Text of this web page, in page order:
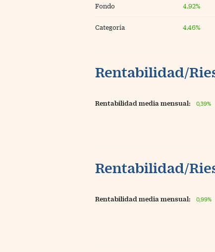
Fondo 4,92%
Categoría 4,46%
Rentabilidad/
Rentabilidad media mensual: 0,39%
Rentabilidad/
Rentabilidad media mensual: 0,99%